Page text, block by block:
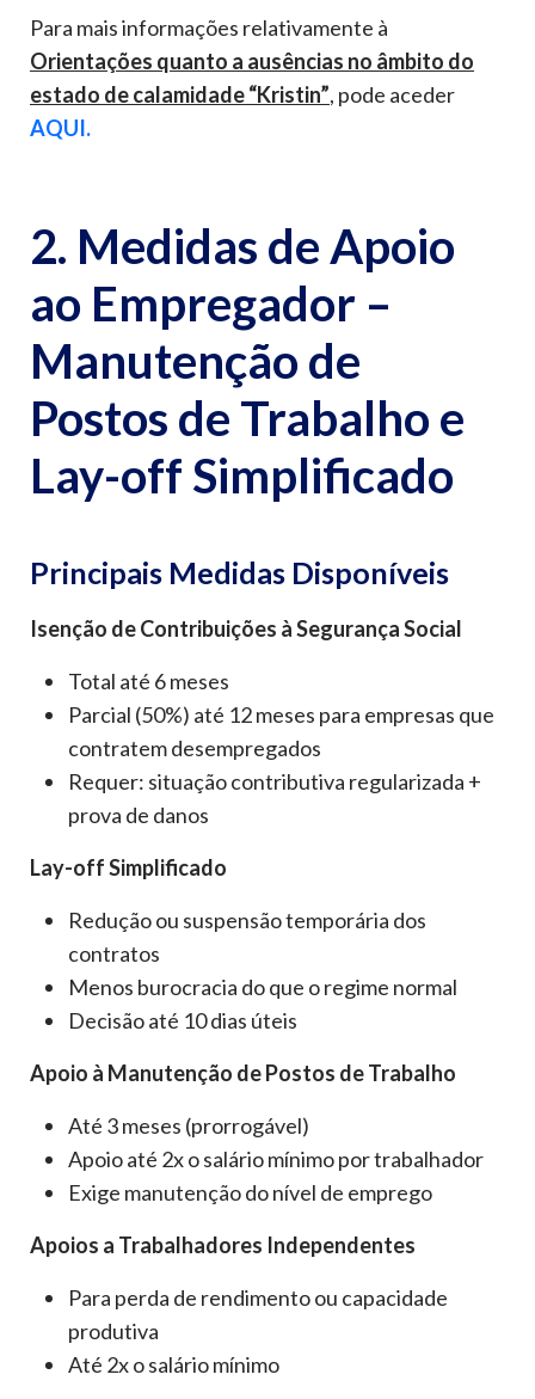
Para mais informações relativamente à
Orientações quanto a ausências no âmbito do
estado de calamidade “Kristin”, pode aceder
AQUI.
2. Medidas de Apoio
ao Empregador –
Manutenção de
Postos de Trabalho e
Lay-off Simplificado
Principais Medidas Disponíveis
Isenção de Contribuições à Segurança Social
Total até 6 meses
Parcial (50%) até 12 meses para empresas que
contratem desempregados
Requer: situação contributiva regularizada +
prova de danos
Lay-off Simplificado
Redução ou suspensão temporária dos
contratos
Menos burocracia do que o regime normal
Decisão até 10 dias úteis
Apoio à Manutenção de Postos de Trabalho
Até 3 meses (prorrogável)
Apoio até 2x o salário mínimo por trabalhador
Exige manutenção do nível de emprego
Apoios a Trabalhadores Independentes
Para perda de rendimento ou capacidade
produtiva
Até 2x o salário mínimo